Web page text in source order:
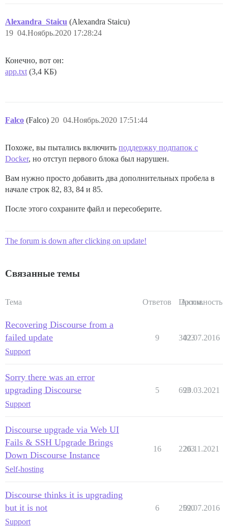
Alexandra_Staicu (Alexandra Staicu)
04.Ноябрь.2020 17:28:24
19
Конечно, вот он:
app.txt (3,4 КБ)
Falco (Falco) 04.Ноябрь.2020 17:51:44
20
Похоже, вы пытались включить поддержку подпапок с
Docker, но отступ первого блока был нарушен.
Вам нужно просто добавить два дополнительных пробела в
начале строк 82, 83, 84 и 85.
После этого сохраните файл и пересоберите.
The forum is down after clicking on update!
Связанные темы
Тема Ответов Просм.
Активность
Recovering Discourse from a
failed update
Support
9 3423
02.07.2016
Sorry there was an error
upgrading Discourse
Support
5 693
20.03.2021
Discourse upgrade via Web UI
Fails & SSH Upgrade Brings
Down Discourse Instance
Self-hosting
16 2203
26.11.2021
Discourse thinks it is upgrading
but it is not
Support
6 2590
02.07.2016